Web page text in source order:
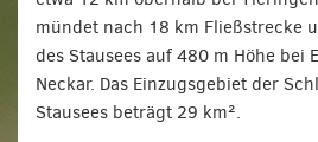
mündet nach 18 km Fließstrecke
des Stausees auf 480 m Höhe bei
Neckar. Das Einzugsgebiet der
Stausees beträgt 29 km².